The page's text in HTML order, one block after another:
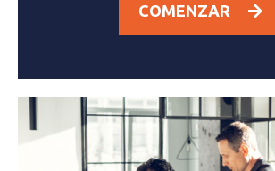
COMENZAR